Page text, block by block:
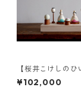
【桜井こけしのひ
具セット〕花みず
¥102,000